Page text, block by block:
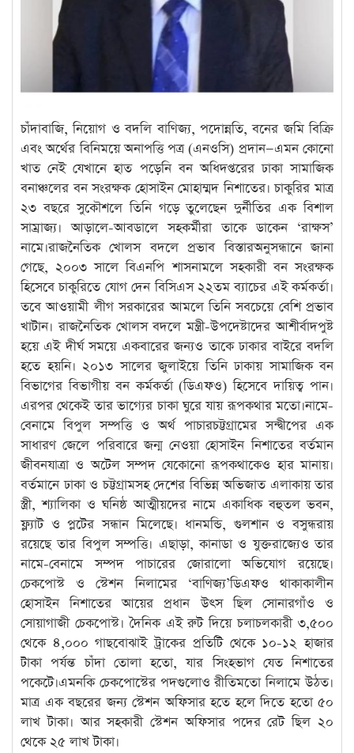
চাঁদাবাজি, নিয়োগ ও বদলি বাণিজ্য, পদোন্নতি, বনের জমি বিক্রি
এবং অর্থের বিনিময়ে অনাপত্তি পত্র (এনওসি) প্রদান—এমন কোনো
খাত নেই যেখানে হাত পড়েনি বন অধিদপ্তরের ঢাকা সামাজিক
বনাঞ্চলের বন সংরক্ষক হোসাইন মোহাম্মদ নিশাতের। চাকুরির মাত্র
২৩ বছরে সুকৌশলে তিনি গড়ে তুলেছেন দুর্নীতির এক বিশাল
সাম্রাজ্য। আড়ালে-আবডালে সহকর্মীরা তাকে ডাকেন ‘রাক্ষস’
নামে।রাজনৈতিক খোলস বদলে প্রভাব বিস্তারঅনুসন্ধানে জানা
গেছে, ২০০৩ সালে বিএনপি শাসনামলে সহকারী বন সংরক্ষক
হিসেবে চাকুরিতে যোগ দেন বিসিএস ২২তম ব্যাচের এই কর্মকর্তা।
তবে আওয়ামী লীগ সরকারের আমলে তিনি সবচেয়ে বেশি প্রভাব
খাটান। রাজনৈতিক খোলস বদলে মন্ত্রী-উপদেষ্টাদের আশীর্বাদপুষ্ট
হয়ে এই দীর্ঘ সময়ে একবারের জন্যও তাকে ঢাকার বাইরে বদলি
হতে হয়নি। ২০১৩ সালের জুলাইয়ে তিনি ঢাকায় সামাজিক বন
বিভাগের বিভাগীয় বন কর্মকর্তা (ডিএফও) হিসেবে দায়িত্ব পান।
এরপর থেকেই তার ভাগ্যের চাকা ঘুরে যায় রূপকথার মতো।নামে-
বেনামে বিপুল সম্পত্তি ও অর্থ পাচারচট্টগ্রামের সন্দ্বীপের এক
সাধারণ জেলে পরিবারে জন্ম নেওয়া হোসাইন নিশাতের বর্তমান
জীবনযাত্রা ও অটেল সম্পদ যেকোনো রূপকথাকেও হার মানায়।
বর্তমানে ঢাকা ও চট্টগ্রামসহ দেশের বিভিন্ন অভিজাত এলাকায় তার
স্ত্রী, শ্যালিকা ও ঘনিষ্ঠ আত্মীয়দের নামে একাধিক বহুতল ভবন,
ফ্ল্যাট ও প্লটের সন্ধান মিলেছে। ধানমন্ডি, গুলশান ও বসুন্ধরায়
রয়েছে তার বিপুল সম্পত্তি। এছাড়া, কানাডা ও যুক্তরাজ্যেও তার
নামে-বেনামে সম্পদ পাচারের জোরালো অভিযোগ রয়েছে।
চেকপোস্ট ও স্টেশন নিলামের ‘বাণিজ্য’ডিএফও থাকাকালীন
হোসাইন নিশাতের আয়ের প্রধান উৎস ছিল সোনারগাঁও ও
সোয়াগাজী চেকপোস্ট। দৈনিক এই রুট দিয়ে চলাচলকারী ৩,৫০০
থেকে ৪,০০০ গাছবোঝাই ট্রাকের প্রতিটি থেকে ১০-১২ হাজার
টাকা পর্যন্ত চাঁদা তোলা হতো, যার সিংহভাগ যেত নিশাতের
পকেটে।এমনকি চেকপোস্টের পদগুলোও রীতিমতো নিলামে উঠত।
মাত্র এক বছরের জন্য স্টেশন অফিসার হতে হলে দিতে হতো ৫০
লাখ টাকা। আর সহকারী স্টেশন অফিসার পদের রেট ছিল ২০
থেকে ২৫ লাখ টাকা।